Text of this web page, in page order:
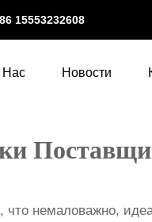
15553232608
Новости
немаловажно,